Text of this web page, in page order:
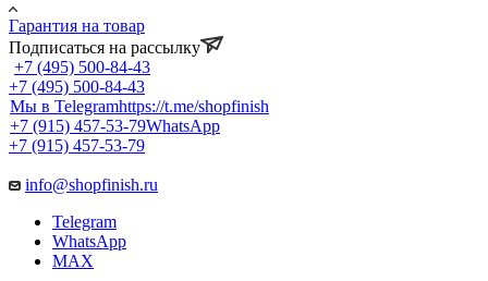
Гарантия на товар
Подписаться на рассылку
+7 (495) 500-84-43
+7 (495) 500-84-43
Мы в Telegramhttps://t.me/shopfinish
+7 (915) 457-53-79WhatsApp
+7 (915) 457-53-79
info@shopfinish.ru
Telegram
WhatsApp
MAX